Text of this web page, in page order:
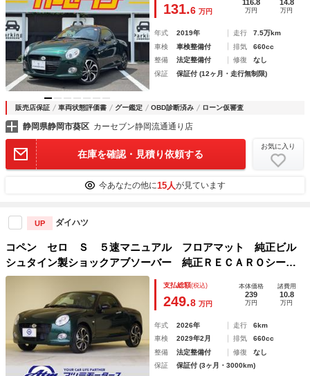
131.6 万円
116.8
万円
14.8
万円
年式 2019年 走行
7.5万km
車検
車検整備付 排気
660cc
整備
法定整備付 修復
なし
保証
保証付 (12ヶ月・走行無制限)
販売店保証 車両状態評価書 グー鑑定 OBD診断済み ローン仮審査
静岡県静岡市葵区 カーセブン静岡流通通り店
在庫を確認・見積り依頼する
お気に入り
今あなたの他に15人が見ています
UP ダイハツ
コペン セロ Ｓ ５速マニュアル フロアマット 純正ビル
シュタイン製ショックアブソーバー 純正ＲＥＣＡＲＯシー
ト 純正ＭＯＭＯ革巻きハンドル リヤパーキングセンサー
ＬＥＤヘッドライト １６インチアルミ シートヒーター
支払総額(税込)
249.8 万円
本体価格
239
万円
諸費用
10.8
万円
年式 2026年 走行
6km
車検
2029年2月 排気
660cc
整備
法定整備付 修復
なし
保証
保証付 (3ヶ月・3000km)